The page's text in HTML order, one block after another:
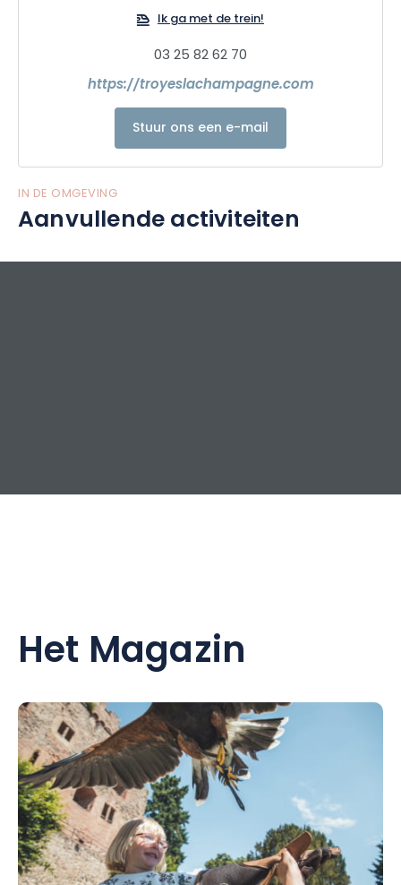
plaatsen vol charme voor de geliefden van nu...
Dus... Wees verrast...
Ik ga met de trein!
03 25 82 62 70
https://troyeslachampagne.com
Stuur ons een e-mail
IN DE OMGEVING
Aanvullende activiteiten
Het Magazin